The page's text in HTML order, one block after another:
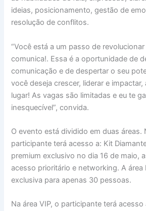
ideias, posicionamento, gestão de
resolução de conflitos.
“Você está a um passo de
comunica!. Essa é a oportunidade de
comunicação e de despertar o seu
você deseja crescer, liderar e impactar,
lugar! As vagas são limitadas e eu te
inesquecível”, convida.
O evento está dividido em duas áreas.
participante terá acesso a: Kit
premium exclusivo no dia 16 de maio,
acesso prioritário e networking. A área
exclusiva para apenas 30 pessoas.
Na área VIP, o participante terá acesso